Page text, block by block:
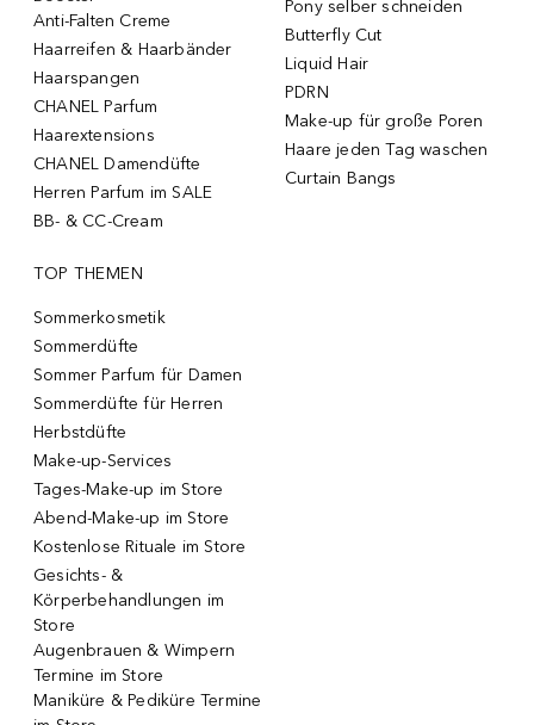
Anti-Falten Creme
Haarreifen & Haarbänder
Haarspangen
CHANEL Parfum
Haarextensions
CHANEL Damendüfte
Herren Parfum im SALE
BB- & CC-Cream
Pony selber schneiden
Butterfly Cut
Liquid Hair
PDRN
Make-up für große Poren
Haare jeden Tag waschen
Curtain Bangs
TOP THEMEN
Sommerkosmetik
Sommerdüfte
Sommer Parfum für Damen
Sommerdüfte für Herren
Herbstdüfte
Make-up-Services
Tages-Make-up im Store
Abend-Make-up im Store
Kostenlose Rituale im Store
Gesichts- &
Körperbehandlungen im
Store
Augenbrauen & Wimpern
Termine im Store
Maniküre & Pediküre Termine